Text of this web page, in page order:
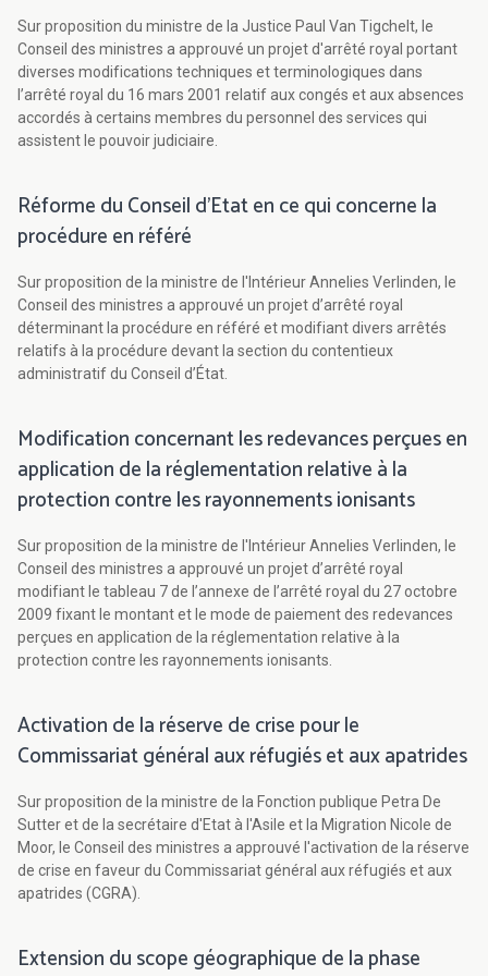
Sur proposition du ministre de la Justice Paul Van Tigchelt, le
Conseil des ministres a approuvé un projet d'arrêté royal portant
diverses modifications techniques et terminologiques dans
l’arrêté royal du 16 mars 2001 relatif aux congés et aux absences
accordés à certains membres du personnel des services qui
assistent le pouvoir judiciaire.
Réforme du Conseil d'Etat en ce qui concerne la
procédure en référé
Sur proposition de la ministre de l'Intérieur Annelies Verlinden, le
Conseil des ministres a approuvé un projet d’arrêté royal
déterminant la procédure en référé et modifiant divers arrêtés
relatifs à la procédure devant la section du contentieux
administratif du Conseil d’État.
Modification concernant les redevances perçues en
application de la réglementation relative à la
protection contre les rayonnements ionisants
Sur proposition de la ministre de l'Intérieur Annelies Verlinden, le
Conseil des ministres a approuvé un projet d’arrêté royal
modifiant le tableau 7 de l’annexe de l’arrêté royal du 27 octobre
2009 fixant le montant et le mode de paiement des redevances
perçues en application de la réglementation relative à la
protection contre les rayonnements ionisants.
Activation de la réserve de crise pour le
Commissariat général aux réfugiés et aux apatrides
Sur proposition de la ministre de la Fonction publique Petra De
Sutter et de la secrétaire d'Etat à l'Asile et la Migration Nicole de
Moor, le Conseil des ministres a approuvé l'activation de la réserve
de crise en faveur du Commissariat général aux réfugiés et aux
apatrides (CGRA).
Extension du scope géographique de la phase